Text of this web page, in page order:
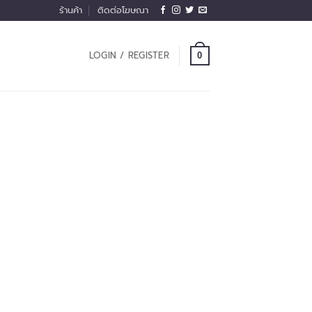
ร้านค้า ติดต่อโฆษณา
LOGIN / REGISTER 0